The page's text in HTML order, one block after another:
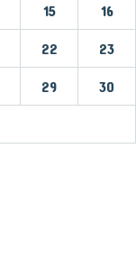
15 16
22 23
29 30